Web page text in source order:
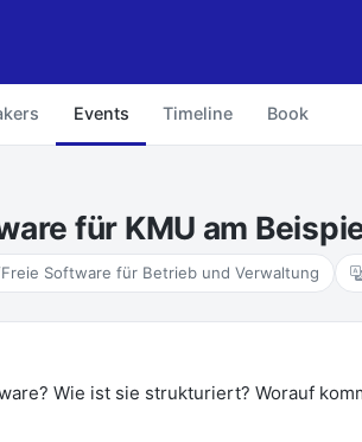
Events Timeline Book
für KMU am
Freie Software für Betrieb und Verwaltung
Wie ist sie strukturiert? Worauf